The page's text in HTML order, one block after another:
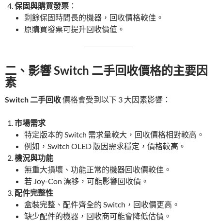
保固與購買發票 ：
剩餘保固時間長的機器，回收價格較佳。
原購買發票可提升回收價值。
二、影響 Switch 二手回收價格的主要因
素
Switch 二手回收價格會受到以下 3 大因素影響：
市場需求
特定版本的 Switch 需求量較大，回收價格相對較高。
例如，Switch OLED 版因需求穩定，價格較高。
機況與功能
無重大損壞、功能正常的機器回收價較佳。
若 Joy-Con 漂移，可能影響回收價。
配件完整性
盒裝完整、配件齊全的 Switch，回收價更高。
缺少配件的機器，回收商可能會降低估價。